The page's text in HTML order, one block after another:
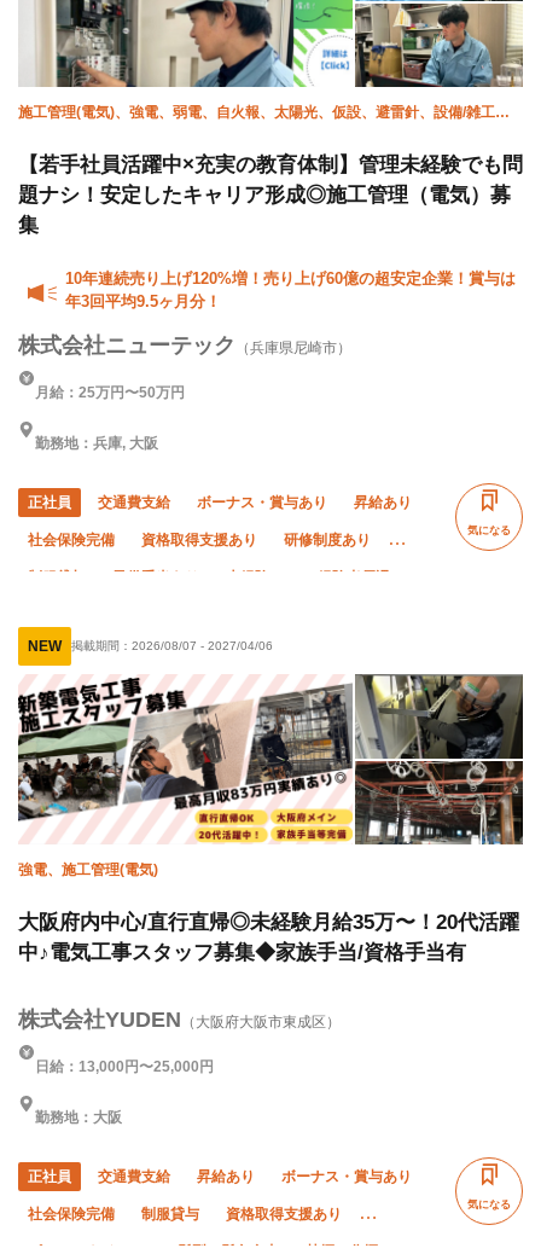
施工管理(電気)、強電、弱電、自火報、太陽光、仮設、避雷針、設備/雑工、
【若手社員活躍中×充実の教育体制】管理未経験でも問
題ナシ！安定したキャリア形成◎施工管理（電気）募
集
10年連続売り上げ120%増！売り上げ60億の超安定企業！賞与は
年3回平均9.5ヶ月分！
株式会社ニューテック （兵庫県尼崎市）
月給：25万円〜50万円
勤務地：兵庫, 大阪
正社員 交通費支給 ボーナス・賞与あり 昇給あり
社会保険完備 資格取得支援あり 研修制度あり
60代以上活躍中 土日休み 年末年始休暇
車・バイク通勤OK 直帰・直行OK
気になる
NEW 掲載期間： 2026/08/07 - 2027/04/06
強電、施工管理(電気)
大阪府内中心/直行直帰◎未経験月給35万〜！20代活躍
中♪電気工事スタッフ募集◆家族手当/資格手当有
株式会社YUDEN （大阪府大阪市東成区）
日給：13,000円〜25,000円
勤務地：大阪
正社員 交通費支給 昇給あり ボーナス・賞与あり
社会保険完備 制服貸与 資格取得支援あり
気になる